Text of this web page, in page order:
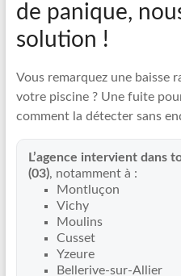
—
Expert
France
Recherche
de
fuite
piscine
partout
réparation
de panique,
solution !
Vous remarquez une baisse
votre piscine ? Une fuite
comment la détecter sans
L’agence intervient dans
(03), notamment à :
Montluçon
Vichy
Moulins
Cusset
Yzeure
Bellerive-sur-Allier